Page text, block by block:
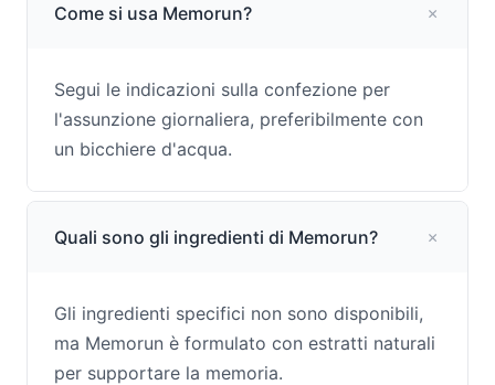
Come si usa Memorun?
Segui le indicazioni sulla confezione per
l'assunzione giornaliera, preferibilmente con
un bicchiere d'acqua.
Quali sono gli ingredienti di Memorun?
Gli ingredienti specifici non sono disponibili,
ma Memorun è formulato con estratti naturali
per supportare la memoria.